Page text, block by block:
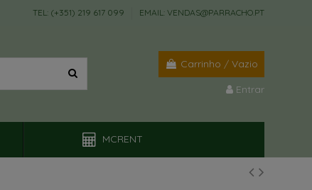
TEL: (+351) 219 617 099 EMAIL: VENDAS@PARRACHO.PT
Carrinho / Vazio
Entrar
MCRENT